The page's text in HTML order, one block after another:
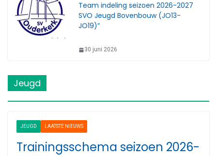
Team indeling seizoen 2026-2027
SVO Jeugd Bovenbouw (JO13-
JO19)”
30 juni 2026
Jeugd
JEUGD LAATSTE NIEUWS
Trainingsschema seizoen 2026-